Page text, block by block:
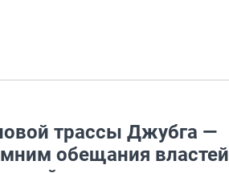
трассы Джубга —
обещания властей